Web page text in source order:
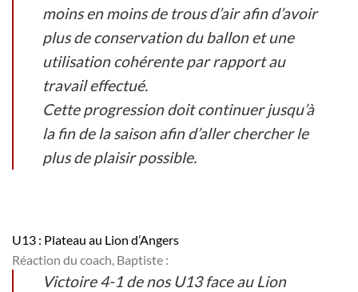
moins en moins de trous d’air afin d’avoir
plus de conservation du ballon et une
utilisation cohérente par rapport au
travail effectué.
Cette progression doit continuer jusqu’à
la fin de la saison afin d’aller chercher le
plus de plaisir possible.
U13 : Plateau au Lion d’Angers
Réaction du coach, Baptiste :
Victoire 4-1 de nos U13 face au Lion